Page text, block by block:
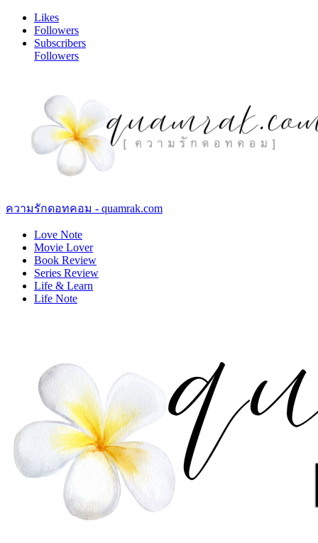
Likes
Followers
Subscribers
Followers
ความรักดอทคอม - quamrak.com
Love Note
Movie Lover
Book Review
Series Review
Life & Learn
Life Note